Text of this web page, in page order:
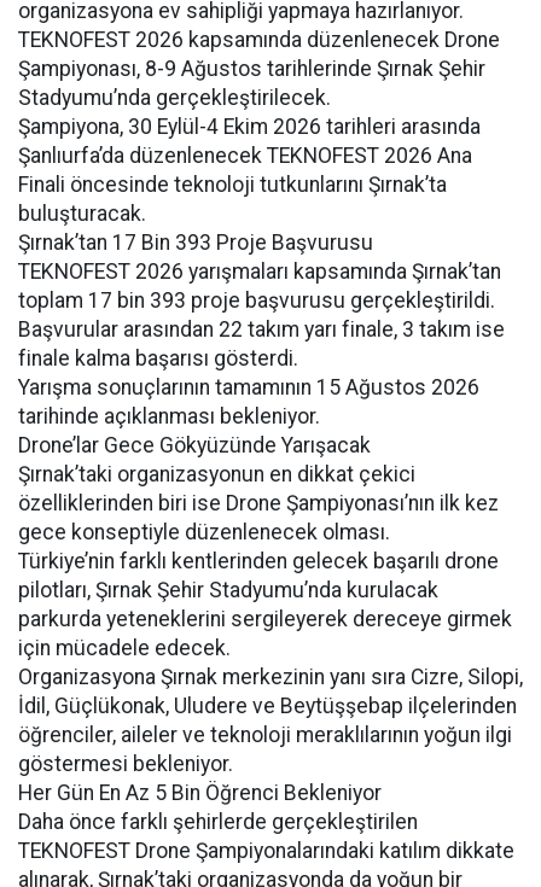
organizasyona ev sahipliği yapmaya hazırlanıyor.
TEKNOFEST 2026 kapsamında düzenlenecek Drone
Şampiyonası, 8-9 Ağustos tarihlerinde Şırnak Şehir
Stadyumu’nda gerçekleştirilecek.
Şampiyona, 30 Eylül-4 Ekim 2026 tarihleri arasında
Şanlıurfa’da düzenlenecek TEKNOFEST 2026 Ana
Finali öncesinde teknoloji tutkunlarını Şırnak’ta
buluşturacak.
Şırnak’tan 17 Bin 393 Proje Başvurusu
TEKNOFEST 2026 yarışmaları kapsamında Şırnak’tan
toplam 17 bin 393 proje başvurusu gerçekleştirildi.
Başvurular arasından 22 takım yarı finale, 3 takım ise
finale kalma başarısı gösterdi.
Yarışma sonuçlarının tamamının 15 Ağustos 2026
tarihinde açıklanması bekleniyor.
Drone’lar Gece Gökyüzünde Yarışacak
Şırnak’taki organizasyonun en dikkat çekici
özelliklerinden biri ise Drone Şampiyonası’nın ilk kez
gece konseptiyle düzenlenecek olması.
Türkiye’nin farklı kentlerinden gelecek başarılı drone
pilotları, Şırnak Şehir Stadyumu’nda kurulacak
parkurda yeteneklerini sergileyerek dereceye girmek
için mücadele edecek.
Organizasyona Şırnak merkezinin yanı sıra Cizre, Silopi,
İdil, Güçlükonak, Uludere ve Beytüşşebap ilçelerinden
öğrenciler, aileler ve teknoloji meraklılarının yoğun ilgi
göstermesi bekleniyor.
Her Gün En Az 5 Bin Öğrenci Bekleniyor
Daha önce farklı şehirlerde gerçekleştirilen
TEKNOFEST Drone Şampiyonalarındaki katılım dikkate
alınarak, Şırnak’taki organizasyonda da yoğun bir